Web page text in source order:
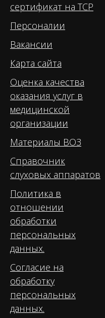
сертификат на ТСР
Персоналии
Вакансии
Карта сайта
Оценка качества
оказания услуг в
медицинской
организации
Материалы ВОЗ
Справочник
слуховых аппаратов
Политика в
отношении
обработки
персональных
данных.
Согласие на
обработку
персональных
данных.